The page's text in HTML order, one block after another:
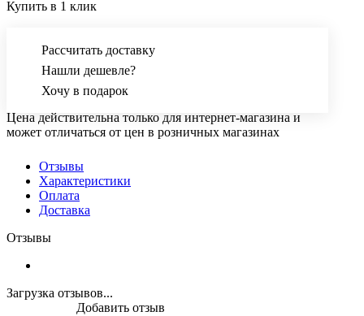
Купить в 1 клик
Рассчитать доставку
Нашли дешевле?
Хочу в подарок
Цена действительна только для интернет-магазина и
может отличаться от цен в розничных магазинах
Отзывы
Характеристики
Оплата
Доставка
Отзывы
Загрузка отзывов...
Добавить отзыв